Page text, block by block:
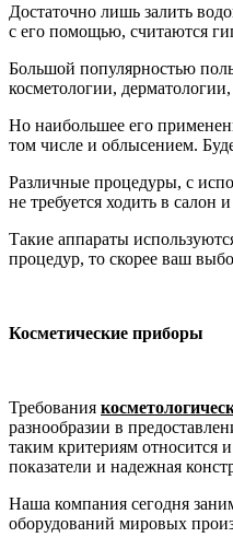
Достаточно лишь залить
с его помощью, считаются
Большой популярностью
косметологии,
Но наибольшее его
том числе и облысением.
Различные процедуры, с
не требуется ходить в салон
Такие аппараты
процедур, то скорее ваш
Косметические приборы
Требования
разнообразии в
таким критериям относится
показатели и надежная
Наша компания сегодня
оборудований мировых